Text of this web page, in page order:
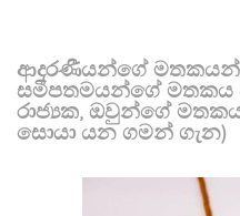
ආදරණීයන්ගේ මතකයන්
සමීපතමයන්ගේ මතකය
රාජ්‍යක, ඔවුන්ගේ
සොයා යන ගමන් ගැන)